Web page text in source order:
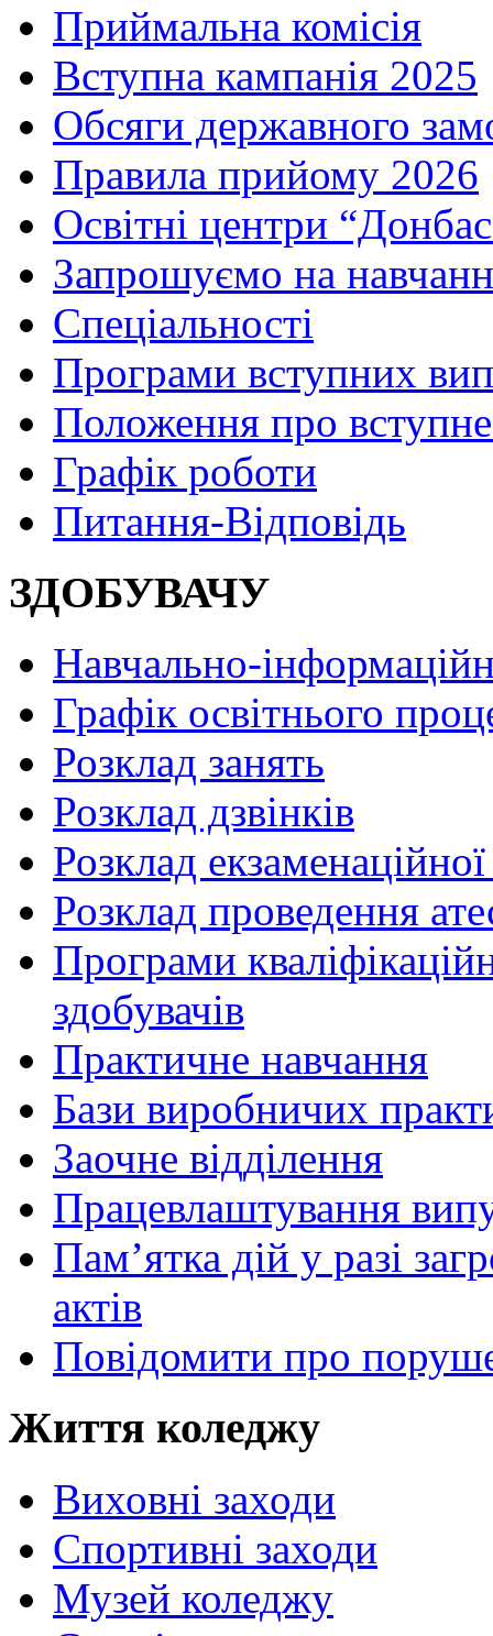
Приймальна комісія
Вступна кампанія 2025
Обсяги державного
Правила прийому 2026
Освітні центри
Запрошуємо на
Спеціальності
Програми вступних
Положення про
Графік роботи
Питання-Відповідь
ЗДОБУВАЧУ
Навчально-
Графік освітнього
Розклад занять
Розклад дзвінків
Розклад екзаменаційної
Розклад проведення
Програми
здобувачів
Практичне навчання
Бази виробничих
Заочне відділення
Працевлаштування
Пам’ятка дій у разі
актів
Повідомити про
Життя коледжу
Виховні заходи
Спортивні заходи
Музей коледжу